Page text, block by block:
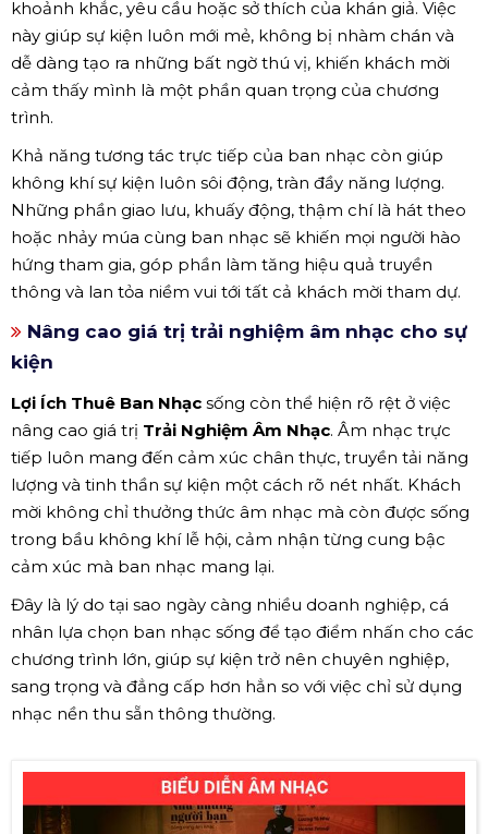
khoảnh khắc, yêu cầu hoặc sở thích của khán giả. Việc
này giúp sự kiện luôn mới mẻ, không bị nhàm chán và
dễ dàng tạo ra những bất ngờ thú vị, khiến khách mời
cảm thấy mình là một phần quan trọng của chương
trình.
Khả năng tương tác trực tiếp của ban nhạc còn giúp
không khí sự kiện luôn sôi động, tràn đầy năng lượng.
Những phần giao lưu, khuấy động, thậm chí là hát theo
hoặc nhảy múa cùng ban nhạc sẽ khiến mọi người hào
hứng tham gia, góp phần làm tăng hiệu quả truyền
thông và lan tỏa niềm vui tới tất cả khách mời tham dự.
Nâng cao giá trị trải nghiệm âm nhạc cho sự
kiện
Lợi Ích Thuê Ban Nhạc sống còn thể hiện rõ rệt ở việc
nâng cao giá trị Trải Nghiệm Âm Nhạc. Âm nhạc trực
tiếp luôn mang đến cảm xúc chân thực, truyền tải năng
lượng và tinh thần sự kiện một cách rõ nét nhất. Khách
mời không chỉ thưởng thức âm nhạc mà còn được sống
trong bầu không khí lễ hội, cảm nhận từng cung bậc
cảm xúc mà ban nhạc mang lại.
Đây là lý do tại sao ngày càng nhiều doanh nghiệp, cá
nhân lựa chọn ban nhạc sống để tạo điểm nhấn cho các
chương trình lớn, giúp sự kiện trở nên chuyên nghiệp,
sang trọng và đẳng cấp hơn hẳn so với việc chỉ sử dụng
nhạc nền thu sẵn thông thường.